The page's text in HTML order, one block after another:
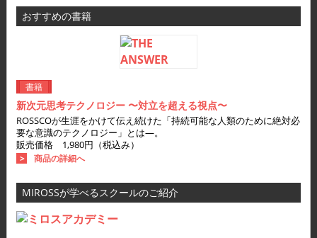
おすすめの書籍
書籍
新次元思考テクノロジー 〜対立を超える視点〜
ROSSCOが生涯をかけて伝え続けた「持続可能な人類のために絶対必
要な意識のテクノロジー」とは―。
販売価格 1,980円（税込み）
商品の詳細へ
MIROSSが学べるスクールのご紹介